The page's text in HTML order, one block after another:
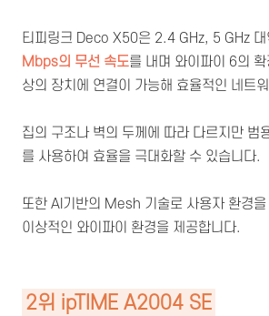
티피링크 Deco X50은 2.4 GHz, 5 GHz 대
Mbps의 무선 속도를 내며 와이파이 6의
상의 장치에 연결이 가능해 효율적인 네트
집의 구조나 벽의 두께에 따라 다르지만 범
를 사용하여 효율을 극대화할 수 있습니다.
또한 AI기반의 Mesh 기술로 사용자 환경을
이상적인 와이파이 환경을 제공합니다.
2위 ipTIME A2004 SE